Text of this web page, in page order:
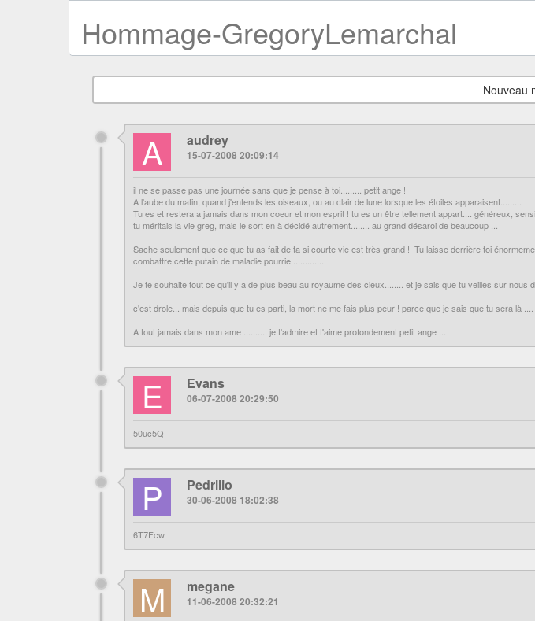
Hommage-GregoryLemarchal
Nouveau
A audrey
15-07-2008 20:09:14
il ne se passe pas une journée sans que je pense à toi......... petit ange !
A l'aube du matin, quand j'entends les oiseaux, ou au clair de lune lorsque les étoiles apparaisent.........
Tu es et restera a jamais dans mon coeur et mon esprit ! tu es un être tellement appart.... généreux,
tu méritais la vie greg, mais le sort en à décidé autrement........ au grand désaroi de beaucoup ...
Sache seulement que ce que tu as fait de ta si courte vie est très grand !! Tu laisse derrière toi
combattre cette putain de maladie pourrie .............
Je te souhaite tout ce qu'il y a de plus beau au royaume des cieux........ et je sais que tu veilles sur nous
c'est drole... mais depuis que tu es parti, la mort ne me fais plus peur ! parce que je sais que tu sera là ....
A tout jamais dans mon ame .......... je t'admire et t'aime profondement petit ange ...
E Evans
06-07-2008 20:29:50
50uc5Q
P Pedrilio
30-06-2008 18:02:38
6T7Fcw
M megane
11-06-2008 20:32:21